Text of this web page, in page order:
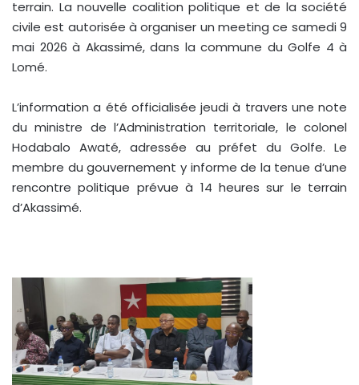
terrain. La nouvelle coalition politique et de la société
civile est autorisée à organiser un meeting ce samedi 9
mai 2026 à Akassimé, dans la commune du Golfe 4 à
Lomé.
L’information a été officialisée jeudi à travers une note
du ministre de l’Administration territoriale, le colonel
Hodabalo Awaté, adressée au préfet du Golfe. Le
membre du gouvernement y informe de la tenue d’une
rencontre politique prévue à 14 heures sur le terrain
d’Akassimé.